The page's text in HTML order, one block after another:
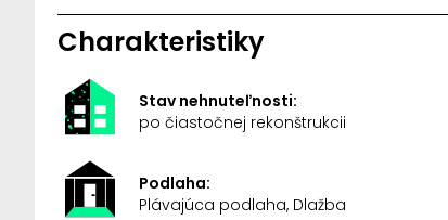
Charakteristiky
Stav nehnuteľnosti:
po čiastočnej rekonštrukcii
Podlaha:
Plávajúca podlaha, Dlažba